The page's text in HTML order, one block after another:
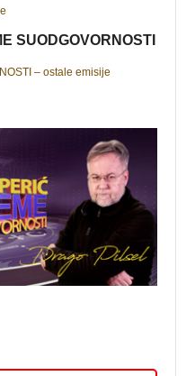
SUODGOVORNOSTI
– ostale emisije